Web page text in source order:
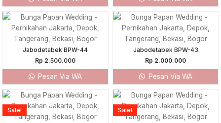
Jabodetabek BPW-44
Rp 2.500.000
Pesan Via WA
Jabodetabek BPW-43
Rp 2.000.000
Pesan Via WA
Sale!
Original
price
was:
Rp 2.000.000.
Current
is:
Rp 1.900.000.
Sale!
Original
price
was:
Rp 2.000.000.
is: